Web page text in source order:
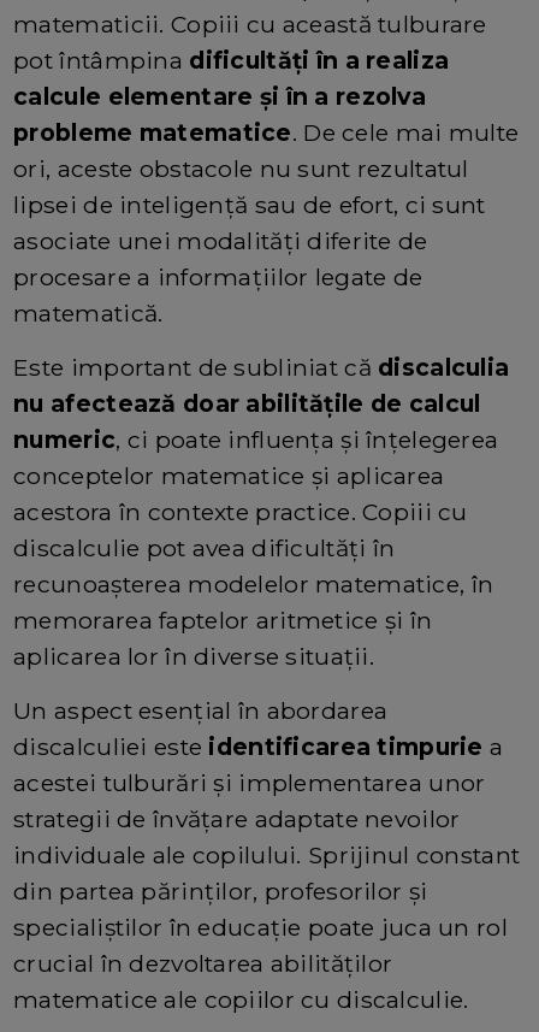
matematicii. Copiii cu această tulburare
pot întâmpina dificultăți în a realiza
calcule elementare și în a rezolva
probleme matematice. De cele mai multe
ori, aceste obstacole nu sunt rezultatul
lipsei de inteligență sau de efort, ci sunt
asociate unei modalități diferite de
procesare a informațiilor legate de
matematică.
Este important de subliniat că discalculia
nu afectează doar abilitățile de calcul
numeric, ci poate influența și înțelegerea
conceptelor matematice și aplicarea
acestora în contexte practice. Copiii cu
discalculie pot avea dificultăți în
recunoașterea modelelor matematice, în
memorarea faptelor aritmetice și în
aplicarea lor în diverse situații.
Un aspect esențial în abordarea
discalculiei este identificarea timpurie a
acestei tulburări și implementarea unor
strategii de învățare adaptate nevoilor
individuale ale copilului. Sprijinul constant
din partea părinților, profesorilor și
specialiștilor în educație poate juca un rol
crucial în dezvoltarea abilităților
matematice ale copiilor cu discalculie.